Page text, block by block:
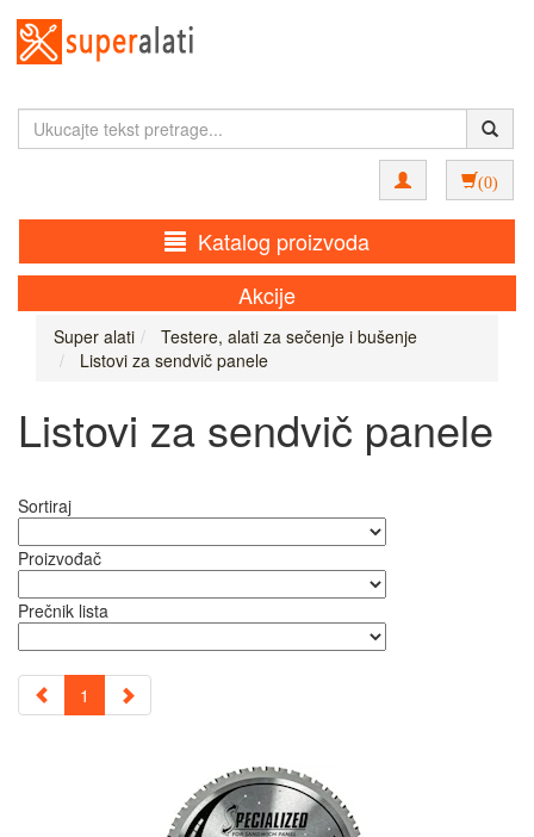
(0)
Katalog proizvoda
Akcije
Super alati
Testere, alati za sečenje i bušenje
Listovi za sendvič panele
Listovi za sendvič panele
Sortiraj
Proizvođač
Prečnik lista
1